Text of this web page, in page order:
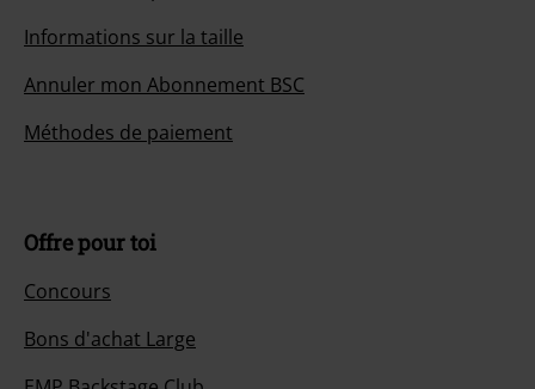
Informations sur la taille
Annuler mon Abonnement BSC
Méthodes de paiement
Offre pour toi
Concours
Bons d'achat Large